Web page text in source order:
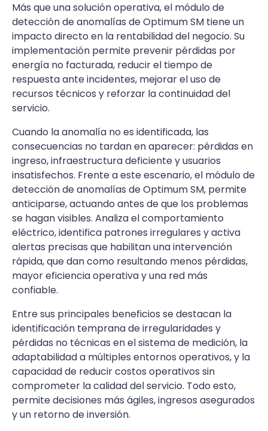
Más que una solución operativa, el módulo de
detección de anomalías de Optimum SM tiene un
impacto directo en la rentabilidad del negocio. Su
implementación permite prevenir pérdidas por
energía no facturada, reducir el tiempo de
respuesta ante incidentes, mejorar el uso de
recursos técnicos y reforzar la continuidad del
servicio.
Cuando la anomalía no es identificada, las
consecuencias no tardan en aparecer: pérdidas en
ingreso, infraestructura deficiente y usuarios
insatisfechos. Frente a este escenario, el módulo de
detección de anomalías de Optimum SM, permite
anticiparse, actuando antes de que los problemas
se hagan visibles. Analiza el comportamiento
eléctrico, identifica patrones irregulares y activa
alertas precisas que habilitan una intervención
rápida, que dan como resultando menos pérdidas,
mayor eficiencia operativa y una red más
confiable.
Entre sus principales beneficios se destacan la
identificación temprana de irregularidades y
pérdidas no técnicas en el sistema de medición, la
adaptabilidad a múltiples entornos operativos, y la
capacidad de reducir costos operativos sin
comprometer la calidad del servicio. Todo esto,
permite decisiones más ágiles, ingresos asegurados
y un retorno de inversión.